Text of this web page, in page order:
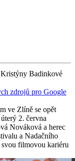
Badinkové
zdrojů pro Google
ve Zlíně se opět
2. června
Nováková a herec
a Nadačního
filmovou kariéru